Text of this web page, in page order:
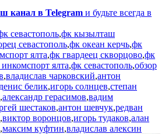
канал в Telegram и будьте всегда в
севастополь,фк кызылташ
севастополь,фк океан керчь,фк
ялта,фк гвардеец скворцово,фк
ялта,фк севастополь,обзор
,владислав чарковский,антон
денис белик,игорь солнцев,степан
,александр герасимов,вадим
шестаков,антон шевчук,редван
,виктор воронцов,игорь тудаков,алан
,максим куфтин,владислав алексин